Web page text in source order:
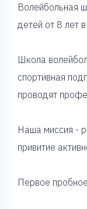
Волейбольная
детей от 8 лет
Школа
спортивная
проводят
Наша миссия -
привитие
Первое